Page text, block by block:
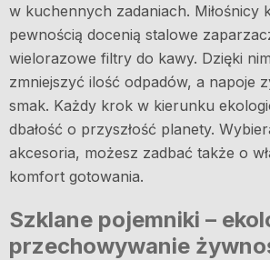
w kuchennych zadaniach. Miłośnicy
pewnością docenią stalowe
wielorazowe filtry do kawy. Dzięki
zmniejszyć ilość odpadów, a napoje
smak. Każdy krok w kierunku
dbałość o przyszłość planety.
akcesoria, możesz zadbać także o
komfort gotowania.
Szklane pojemniki –
przechowywanie